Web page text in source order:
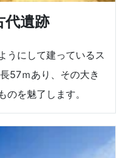
代遺跡
うにして建っているス
57ｍあり、その大き
のを魅了します。